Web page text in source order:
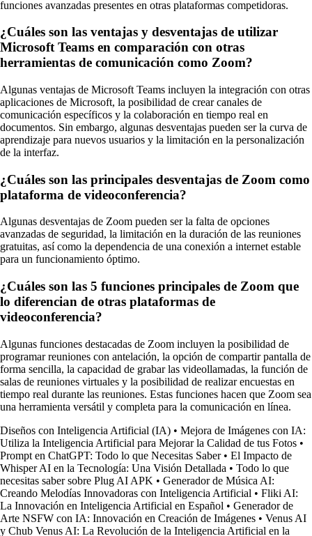
funciones avanzadas presentes en otras plataformas competidoras.
¿Cuáles son las ventajas y desventajas de utilizar
Microsoft Teams en comparación con otras
herramientas de comunicación como Zoom?
Algunas ventajas de Microsoft Teams incluyen la integración con otras
aplicaciones de Microsoft, la posibilidad de crear canales de
comunicación específicos y la colaboración en tiempo real en
documentos. Sin embargo, algunas desventajas pueden ser la curva de
aprendizaje para nuevos usuarios y la limitación en la personalización
de la interfaz.
¿Cuáles son las principales desventajas de Zoom como
plataforma de videoconferencia?
Algunas desventajas de Zoom pueden ser la falta de opciones
avanzadas de seguridad, la limitación en la duración de las reuniones
gratuitas, así como la dependencia de una conexión a internet estable
para un funcionamiento óptimo.
¿Cuáles son las 5 funciones principales de Zoom que
lo diferencian de otras plataformas de
videoconferencia?
Algunas funciones destacadas de Zoom incluyen la posibilidad de
programar reuniones con antelación, la opción de compartir pantalla de
forma sencilla, la capacidad de grabar las videollamadas, la función de
salas de reuniones virtuales y la posibilidad de realizar encuestas en
tiempo real durante las reuniones. Estas funciones hacen que Zoom sea
una herramienta versátil y completa para la comunicación en línea.
Diseños con Inteligencia Artificial (IA) • Mejora de Imágenes con IA:
Utiliza la Inteligencia Artificial para Mejorar la Calidad de tus Fotos •
Prompt en ChatGPT: Todo lo que Necesitas Saber• El Impacto de
Whisper AI en la Tecnología: Una Visión Detallada • Todo lo que
necesitas saber sobre Plug AI APK • Generador de Música AI:
Creando Melodías Innovadoras con Inteligencia Artificial • Fliki AI:
La Innovación en Inteligencia Artificial en Español • Generador de
Arte NSFW con IA: Innovación en Creación de Imágenes • Venus AI
y Chub Venus AI: La Revolución de la Inteligencia Artificial en la